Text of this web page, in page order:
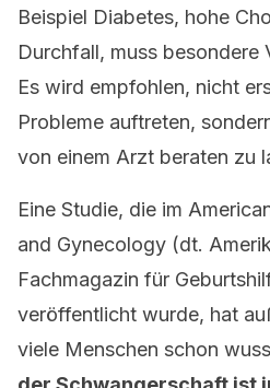
Beispiel Diabetes, hohe
Durchfall, muss besondere
Es wird empfohlen, nicht
Probleme auftreten,
von einem Arzt beraten zu
Eine Studie, die im
and Gynecology (dt.
Fachmagazin für
veröffentlicht wurde, hat
viele Menschen schon